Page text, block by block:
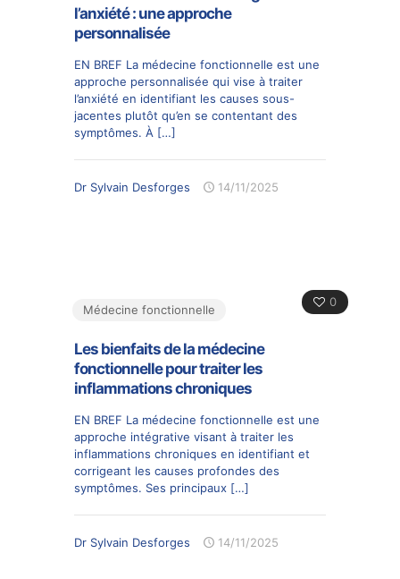
l’anxiété : une approche
personnalisée
EN BREF La médecine fonctionnelle est une
approche personnalisée qui vise à traiter
l’anxiété en identifiant les causes sous-
jacentes plutôt qu’en se contentant des
symptômes. À […]
Dr Sylvain Desforges 14/11/2025
0
Médecine fonctionnelle
Les bienfaits de la médecine
fonctionnelle pour traiter les
inflammations chroniques
EN BREF La médecine fonctionnelle est une
approche intégrative visant à traiter les
inflammations chroniques en identifiant et
corrigeant les causes profondes des
symptômes. Ses principaux […]
Dr Sylvain Desforges 14/11/2025